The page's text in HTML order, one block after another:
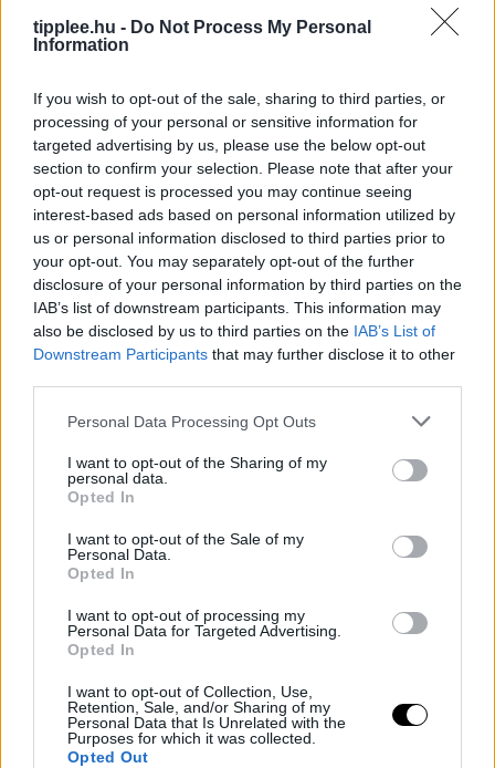
tipplee.hu - Do Not Process My Personal
Information
If you wish to opt-out of the sale, sharing to third parties, or
processing of your personal or sensitive information for
targeted advertising by us, please use the below opt-out
section to confirm your selection. Please note that after your
opt-out request is processed you may continue seeing
interest-based ads based on personal information utilized by
us or personal information disclosed to third parties prior to
your opt-out. You may separately opt-out of the further
disclosure of your personal information by third parties on the
IAB’s list of downstream participants. This information may
also be disclosed by us to third parties on the IAB’s List of
Downstream Participants that may further disclose it to other
Personal Data Processing Opt Outs
I want to opt-out of the Sharing of my
personal data.
Opted In
I want to opt-out of the Sale of my
Personal Data.
Opted In
I want to opt-out of processing my
Personal Data for Targeted Advertising.
Opted In
I want to opt-out of Collection, Use,
Retention, Sale, and/or Sharing of my
Personal Data that Is Unrelated with the
Purposes for which it was collected.
Opted Out
Elnöki Hatalomvége: Alkotmányos
Fordulat Magyarországon
Magyarország elnöke, Sulyok Tamás aláírta az
alkotmánymódosítást, amely azonnal megszünteti
hivatali idejét – ez fordulópontot jelent a magyar
Rooby
augusztus 6, 2026